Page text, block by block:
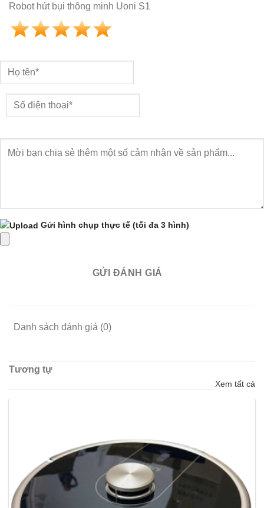
Robot hút bụi thông minh Uoni S1
Gửi hình chụp thực tế (tối đa 3 hình)
GỬI ĐÁNH GIÁ
Danh sách đánh giá (0)
Tương tự
Xem tất cả